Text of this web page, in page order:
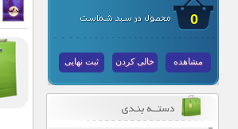
0
مشاهده خالی کردن ثبت نهایی